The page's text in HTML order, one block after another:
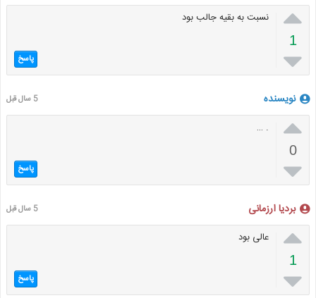

1

نسبت به بقیه جالب بود
پاسخ
نویسنده 5 سال قبل

0

. …
پاسخ
بردیا ارزمانی 5 سال قبل

1

عالی بود
پاسخ